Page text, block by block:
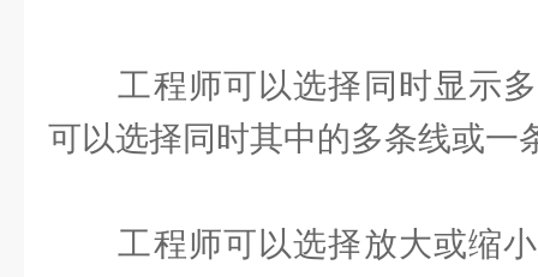
工程师可以选择同时显示多
可以选择同时其中的多条线或一
工程师可以选择放大或缩小